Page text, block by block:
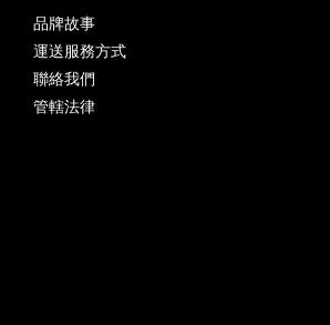
品牌故事
運送服務方式
聯絡我們
管轄法律